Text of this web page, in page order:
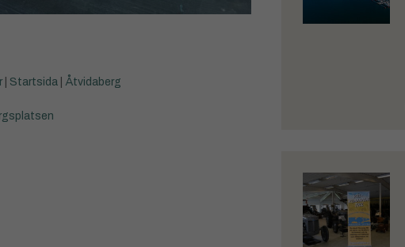
| Startsida |Åtvidaberg